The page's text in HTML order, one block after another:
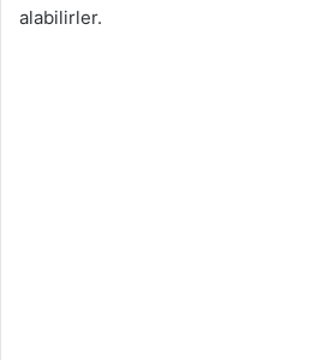
alabilirler.